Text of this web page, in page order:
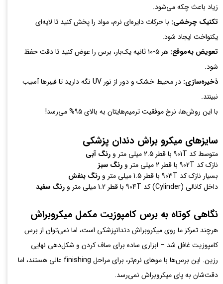
زیاد باعث چکه می‌شود.
تکنیک چرخشی: با حرکات دایره‌ای نرم، مواد را پخش کنید تا لایه‌ای
یکنواخت ایجاد شود.
تعویض به‌موقع:
هر ۵-۱۰ ثانیه یک‌بار، برس را عوض کنید تا دقت حفظ
شود.
ذخیره‌سازی:
در محیط خشک و دور از نور UV نگه دارید تا فیبرها آسیب
نبینند.
با این روش‌ها، نرخ موفقیت ترمیم‌هایتان به بالای ۹۵% می‌رسد!
سایزهای میکرو براش دندان پزشکی
متوسط کد 901T با قطر 2.5 میلی متر و
رنگ آبی
نازک کد 902T با قطر 2 میلی متر و
رنگ سبز
بسیار نازک کد 903T با قطر 1.5 میلی متر و
رنگ بنفش
داخل کانالی (Cylinder) کد 904T با قطر 1.2 میلی متر و
رنگ سفید
نگاهی کوتاه به برس کامپوزیت مکمل میکروبراش
هرچند تمرکز ما روی میکروبراش دندانپزشکی است، اما نمی‌توان از برس
کامپوزیت غافل شد – ابزاری ساده برای صاف کردن و شکل‌دهی نهایی
رزین. این برس‌ها با موهای نرم‌تر، برای مراحل finishing عالی هستند، اما
دقت‌شان به پای میکروبراش نمی‌رسد.